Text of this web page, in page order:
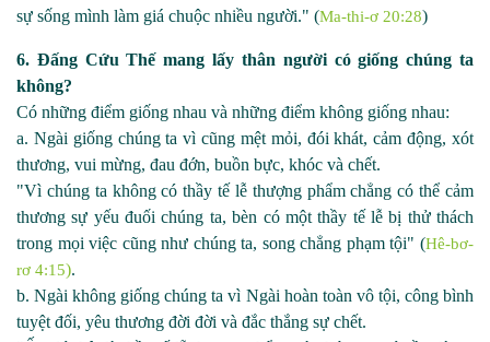
sự sống mình làm giá chuộc nhiều người." (Ma-thi-ơ 20:28)
6. Đấng Cứu Thế mang lấy thân người có giống chúng ta
không?
Có những điểm giống nhau và những điểm không giống nhau:
a. Ngài giống chúng ta vì cũng mệt mỏi, đói khát, cảm động, xót
thương, vui mừng, đau đớn, buồn bực, khóc và chết.
"Vì chúng ta không có thầy tế lễ thượng phẩm chẳng có thể cảm
thương sự yếu đuối chúng ta, bèn có một thầy tế lễ bị thử thách
trong mọi việc cũng như chúng ta, song chẳng phạm tội" (Hê-bơ-
rơ 4:15).
b. Ngài không giống chúng ta vì Ngài hoàn toàn vô tội, công bình
tuyệt đối, yêu thương đời đời và đắc thắng sự chết.